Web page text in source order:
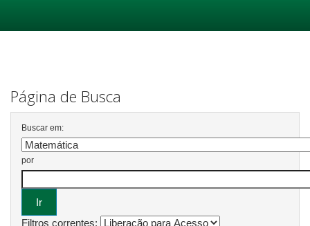
Página de Busca
Buscar em:
por
Filtros correntes: